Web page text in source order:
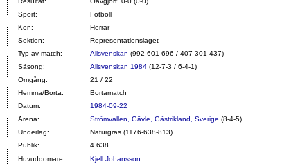
Sport:
Fotboll
Kön:
Herrar
Sektion:
Representationslaget
Typ av match:
Allsvenskan (992-601-696 / 407-301-437)
Säsong:
Allsvenskan 1984 (12-7-3 / 6-4-1)
Omgång:
21 / 22
Hemma/Borta:
Bortamatch
Datum:
1984-09-22
Arena:
Strömvallen, Gävle, Gästrikland, Sverige (8-4-5)
Underlag:
Naturgräs (1176-638-813)
Publik:
4 638
Huvuddomare:
Kjell Johansson